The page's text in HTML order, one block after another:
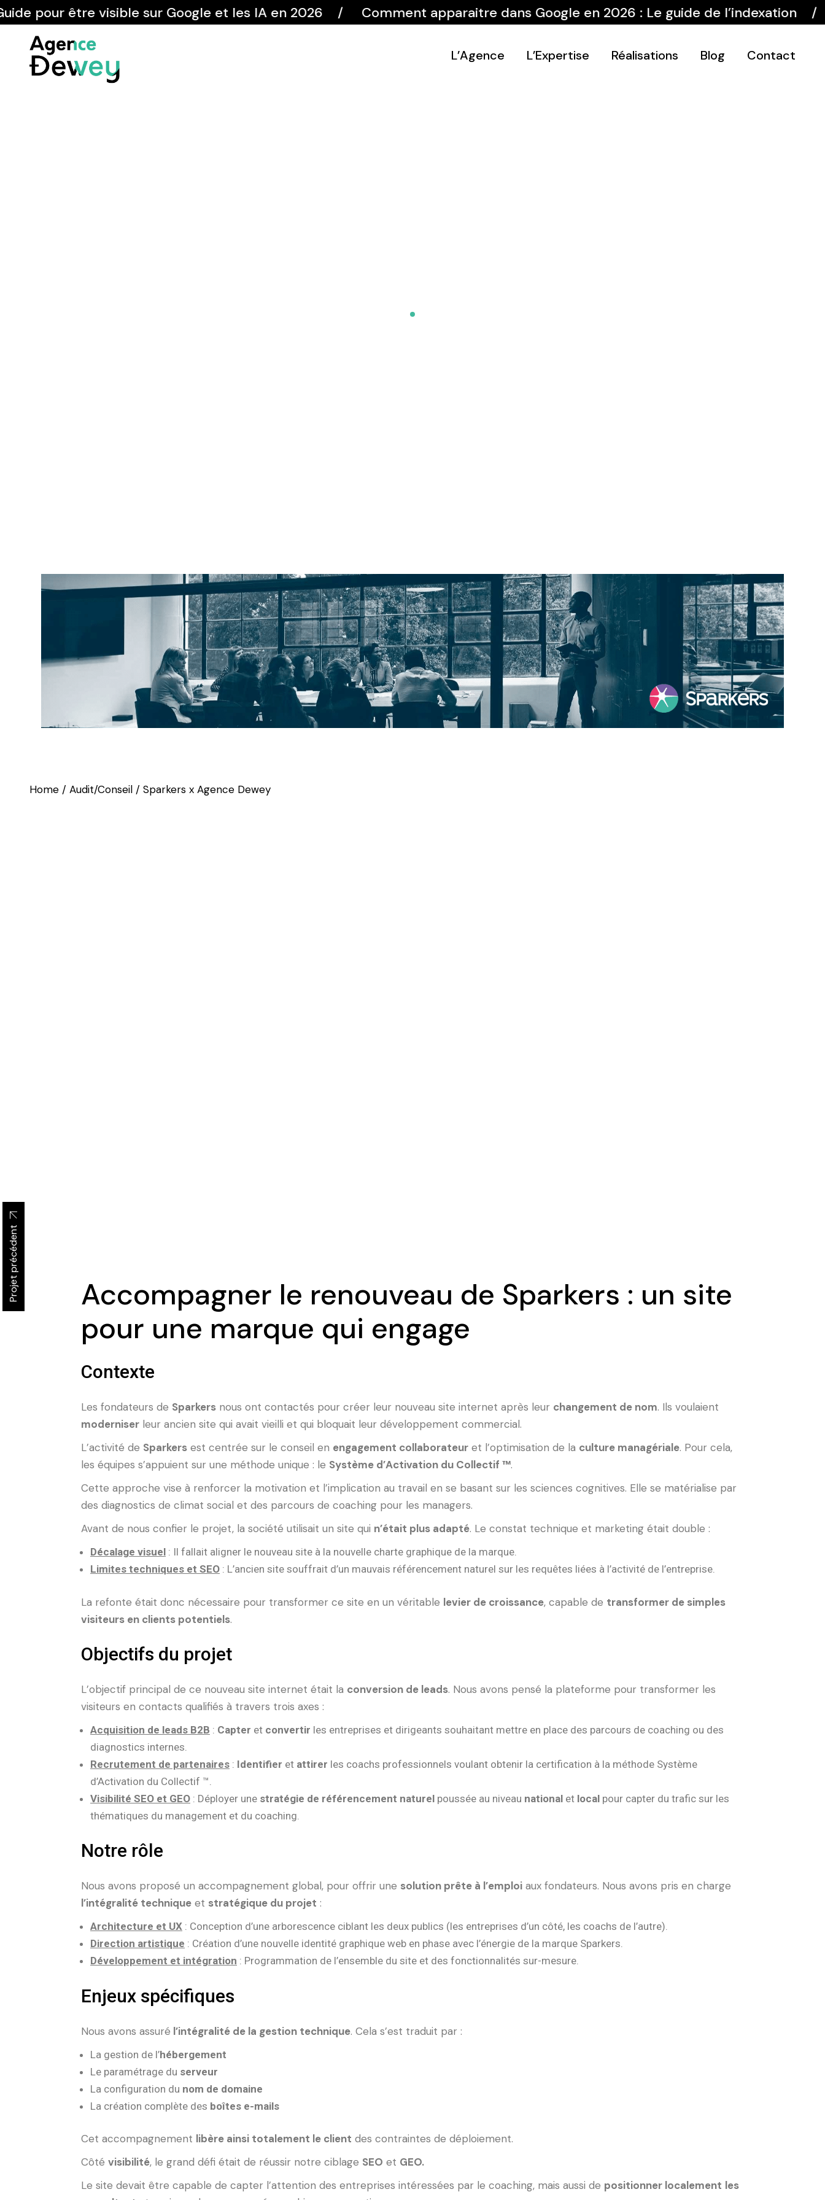
pour être visible sur Google et les IA en 2026 Comment apparaitre dans Google en 2026 : Le guide de l’indexation
L’Agence L’Expertise Réalisations Blog Contact
Home Audit/Conseil Sparkers x Agence Dewey
Accompagner le renouveau de Sparkers : un site
pour une marque qui engage
Contexte
Les fondateurs de Sparkers nous ont contactés pour créer leur nouveau site internet après leur changement de nom. Ils voulaient
moderniser leur ancien site qui avait vieilli et qui bloquait leur développement commercial.
L’activité de Sparkers est centrée sur le conseil en engagement collaborateur et l’optimisation de la culture managériale. Pour cela,
les équipes s’appuient sur une méthode unique : le Système d’Activation du Collectif ™.
Cette approche vise à renforcer la motivation et l’implication au travail en se basant sur les sciences cognitives. Elle se matérialise par
des diagnostics de climat social et des parcours de coaching pour les managers.
Avant de nous confier le projet, la société utilisait un site qui n’était plus adapté. Le constat technique et marketing était double :
Décalage visuel : Il fallait aligner le nouveau site à la nouvelle charte graphique de la marque.
Limites techniques et SEO : L’ancien site souffrait d’un mauvais référencement naturel sur les requêtes liées à l’activité de l’entreprise.
La refonte était donc nécessaire pour transformer ce site en un véritable levier de croissance, capable de transformer de simples
visiteurs en clients potentiels.
Objectifs du projet
L’objectif principal de ce nouveau site internet était la conversion de leads. Nous avons pensé la plateforme pour transformer les
visiteurs en contacts qualifiés à travers trois axes :
Acquisition de leads B2B : Capter et convertir les entreprises et dirigeants souhaitant mettre en place des parcours de coaching ou des
diagnostics internes.
Recrutement de partenaires : Identifier et attirer les coachs professionnels voulant obtenir la certification à la méthode Système
d’Activation du Collectif ™.
Visibilité SEO et GEO : Déployer une stratégie de référencement naturel poussée au niveau national et local pour capter du trafic sur les
thématiques du management et du coaching.
Notre rôle
Nous avons proposé un accompagnement global, pour offrir une solution prête à l’emploi aux fondateurs. Nous avons pris en charge
l’intégralité technique et stratégique du projet :
Architecture et UX : Conception d’une arborescence ciblant les deux publics (les entreprises d’un côté, les coachs de l’autre).
Direction artistique : Création d’une nouvelle identité graphique web en phase avec l’énergie de la marque Sparkers.
Développement et intégration : Programmation de l’ensemble du site et des fonctionnalités sur-mesure.
Enjeux spécifiques
Nous avons assuré l’intégralité de la gestion technique. Cela s’est traduit par :
La gestion de l’hébergement
Le paramétrage du serveur
La configuration du nom de domaine
La création complète des boîtes e-mails
Cet accompagnement libère ainsi totalement le client des contraintes de déploiement.
Côté visibilité, le grand défi était de réussir notre ciblage SEO et GEO.
Le site devait être capable de capter l’attention des entreprises intéressées par le coaching, mais aussi de positionner localement les
Projet précédent